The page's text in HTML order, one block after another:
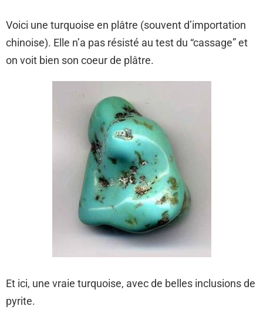
Voici une turquoise en plâtre (souvent d’importation
chinoise). Elle n’a pas résisté au test du “cassage” et
on voit bien son coeur de plâtre.
Et ici, une vraie turquoise, avec de belles inclusions de
pyrite.